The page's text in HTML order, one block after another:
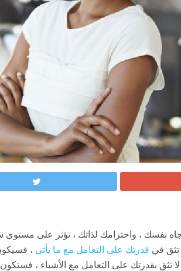
نفسك ، واحترامك لذاتك ، تؤثر على مستوى
تثق في قدرتك على التعامل مع ما يأتي ،
تثق بقدرتك على التعامل مع الأشياء ،